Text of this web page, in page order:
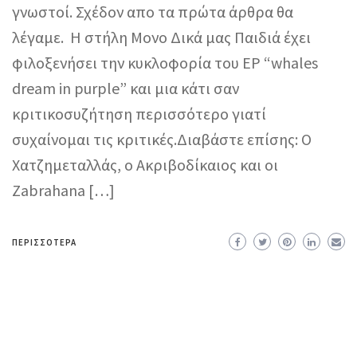
γνωστοί. Σχέδον απο τα πρώτα άρθρα θα
λέγαμε. Η στήλη Μονο Δικά μας Παιδιά έχει
φιλοξενήσει την κυκλοφορία του EP “whales
dream in purple” και μια κάτι σαν
κριτικοσυζήτηση περισσότερο γιατί
συχαίνομαι τις κριτικές.Διαβάστε επίσης: Ο
Χατζημεταλλάς, ο Ακριβοδίκαιος και οι
Zabrahana […]
ΠΕΡΙΣΣΌΤΕΡΑ